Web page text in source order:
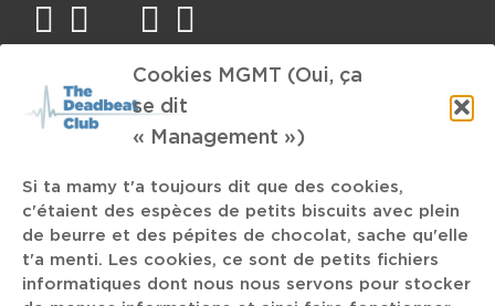
Cookies MGMT (Oui, ça
se dit
« Management »)
Si ta mamy t'a toujours dit que des cookies,
c'étaient des espèces de petits biscuits avec plein
de beurre et des pépites de chocolat, sache qu'elle
t'a menti. Les cookies, ce sont de petits fichiers
informatiques dont nous nous servons pour stocker
facebook
twitter
mail instagram
TAGS
Imperial Triumphant Franz Treichler
Bugge Wesseltoft Pitivier future Rotonde
Atmospheric Sludge Metal Mare Cognitum
Billie Eilish